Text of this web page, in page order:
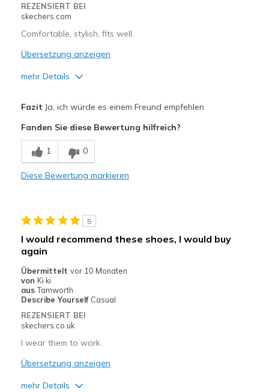
REZENSIERT BEI
skechers.com
Comfortable, stylish, fits well.
Übersetzung anzeigen
mehr Details
Stylish
Geeignete Verwendung
Casual Wear
Travel
Width
Sizing
Feels true to size
View On Shoes
Fazit Ja, ich würde es einem Freund empfehlen
Fanden Sie diese Bewertung hilfreich?
1 0
Diese Bewertung markieren
5
I would recommend these shoes, I would buy
again
Übermittelt vor 10 Monaten
von Ki ki
aus Tamworth
Describe Yourself Casual
REZENSIERT BEI
skechers.co.uk
I wear them to work.
Übersetzung anzeigen
mehr Details